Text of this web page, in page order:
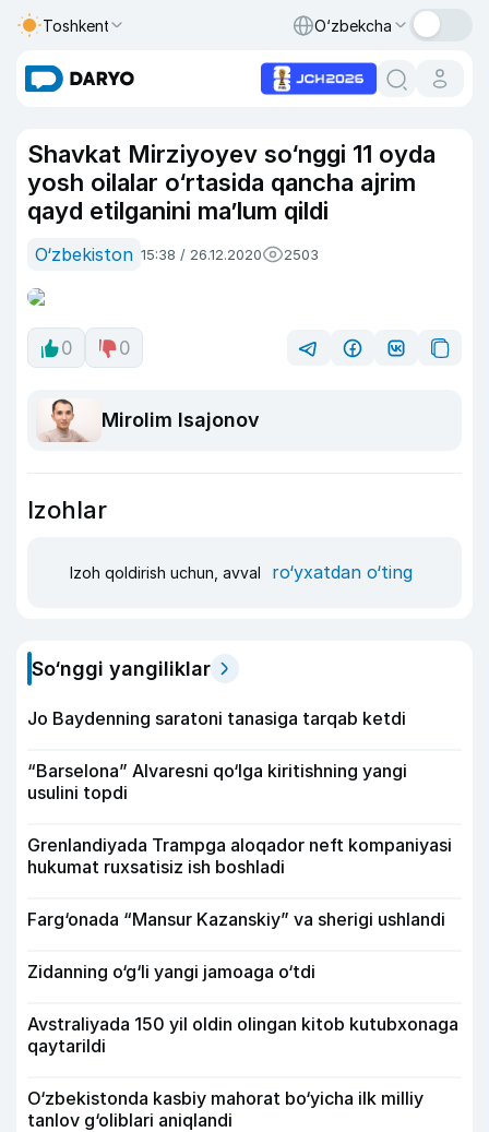
Toshkent O‘zbekcha
Shavkat Mirziyoyev so‘nggi 11 oyda
yosh oilalar o‘rtasida qancha ajrim
qayd etilganini ma’lum qildi
O‘zbekiston 15:38 / 26.12.2020 2503
0 0
Mirolim Isajonov
Izohlar
Izoh qoldirish uchun, avval ro‘yxatdan o‘ting
So‘nggi yangiliklar
Jo Baydenning saratoni tanasiga tarqab ketdi
“Barselona” Alvaresni qo‘lga kiritishning yangi
usulini topdi
Grenlandiyada Trampga aloqador neft kompaniyasi
hukumat ruxsatisiz ish boshladi
Farg‘onada “Mansur Kazanskiy” va sherigi ushlandi
Zidanning o‘g‘li yangi jamoaga o‘tdi
Avstraliyada 150 yil oldin olingan kitob kutubxonaga
qaytarildi
O‘zbekistonda kasbiy mahorat bo‘yicha ilk milliy
tanlov g‘oliblari aniqlandi